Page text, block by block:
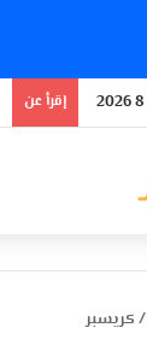
إقرأ عن
/ كريسبر